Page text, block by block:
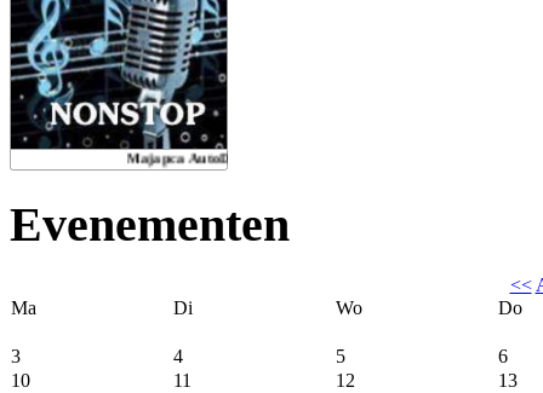
Evenementen
<<
Ma
Di Wo Do
3 4 5
6
10
11 12
13